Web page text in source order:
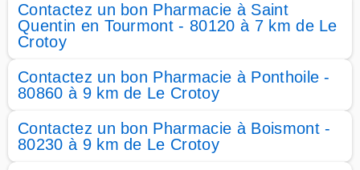
Contactez un bon Pharmacie à Saint
Quentin en Tourmont - 80120 à 7 km de Le
Crotoy
Contactez un bon Pharmacie à Ponthoile -
80860 à 9 km de Le Crotoy
Contactez un bon Pharmacie à Boismont -
80230 à 9 km de Le Crotoy